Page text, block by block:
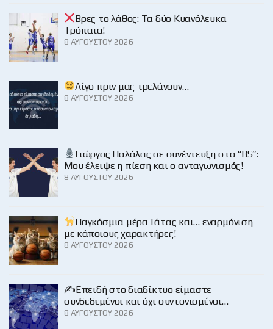
Βρες το λάθος: Τα δύο Κυανόλευκα
Τρόπαια!
8 ΑΥΓΟΎΣΤΟΥ 2026
Λίγο πριν μας τρελάνουν…
8 ΑΥΓΟΎΣΤΟΥ 2026
Γιώργος Παλάλας σε συνέντευξη στο “BS”:
Μου έλειψε η πίεση και ο ανταγωνισμός!
8 ΑΥΓΟΎΣΤΟΥ 2026
Παγκόσμια μέρα Γάτας και… εναρμόνιση
με κάποιους χαρακτήρες!
8 ΑΥΓΟΎΣΤΟΥ 2026
✍️Επειδή στο διαδίκτυο είμαστε
συνδεδεμένοι και όχι συντονισμένοι…
8 ΑΥΓΟΎΣΤΟΥ 2026